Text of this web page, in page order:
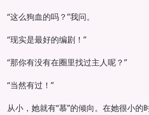
“这么狗血的吗？”我问。
“现实是最好的编剧！”
“那你有没有在圈里找过主人呢？”
“当然有过！”
从小，她就有“慕”的倾向。在她很小的